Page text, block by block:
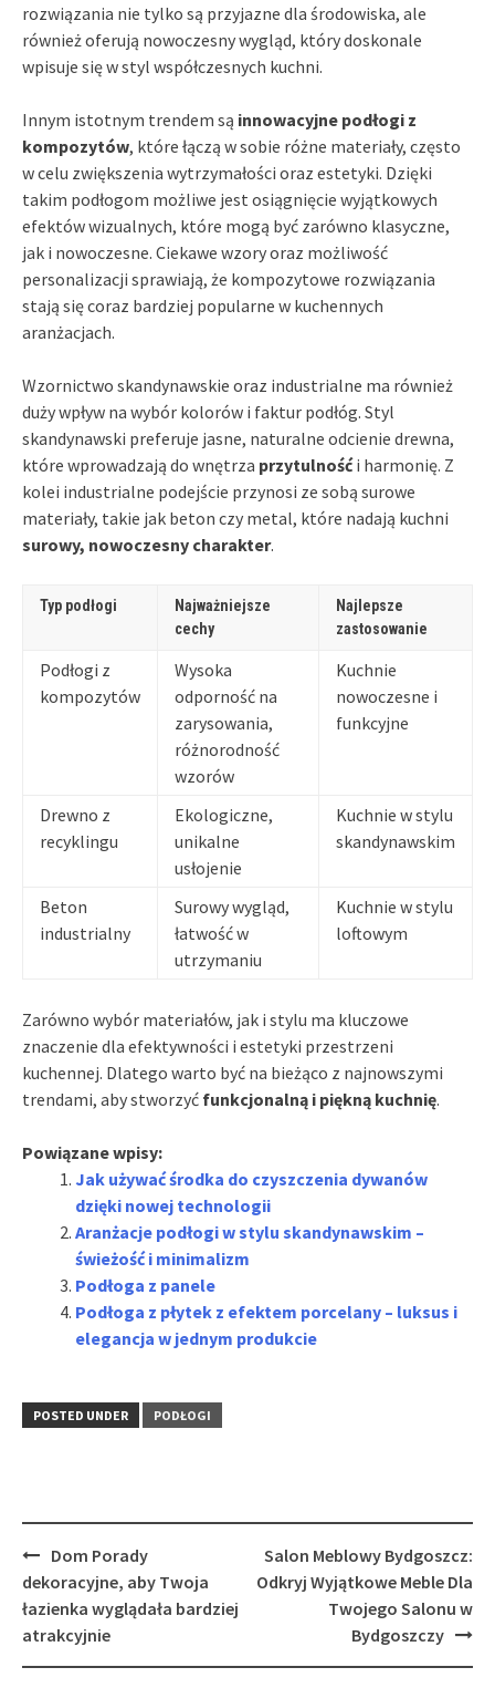
rozwiązania nie tylko są przyjazne dla środowiska, ale
również oferują nowoczesny wygląd, który doskonale
wpisuje się w styl współczesnych kuchni.
Innym istotnym trendem są innowacyjne podłogi z
kompozytów, które łączą w sobie różne materiały, często
w celu zwiększenia wytrzymałości oraz estetyki. Dzięki
takim podłogom możliwe jest osiągnięcie wyjątkowych
efektów wizualnych, które mogą być zarówno klasyczne,
jak i nowoczesne. Ciekawe wzory oraz możliwość
personalizacji sprawiają, że kompozytowe rozwiązania
stają się coraz bardziej popularne w kuchennych
aranżacjach.
Wzornictwo skandynawskie oraz industrialne ma również
duży wpływ na wybór kolorów i faktur podłóg. Styl
skandynawski preferuje jasne, naturalne odcienie drewna,
które wprowadzają do wnętrza przytulnośći harmonię. Z
kolei industrialne podejście przynosi ze sobą surowe
materiały, takie jak beton czy metal, które nadają kuchni
surowy, nowoczesny charakter.
Typ podłogi
Najważniejsze
cechy
Najlepsze
zastosowanie
Podłogi z
kompozytów
Wysoka
odporność na
zarysowania,
różnorodność
wzorów
Kuchnie
nowoczesne i
funkcyjne
Drewno z
recyklingu
Ekologiczne,
unikalne
usłojenie
Kuchnie w stylu
skandynawskim
Beton
industrialny
Surowy wygląd,
łatwość w
utrzymaniu
Kuchnie w stylu
loftowym
Zarówno wybór materiałów, jak i stylu ma kluczowe
znaczenie dla efektywności i estetyki przestrzeni
kuchennej. Dlatego warto być na bieżąco z najnowszymi
trendami, aby stworzyć funkcjonalną i piękną kuchnię.
Powiązane wpisy:
Jak używać środka do czyszczenia dywanów
dzięki nowej technologii
Aranżacje podłogi w stylu skandynawskim –
świeżość i minimalizm
Podłoga z panele
Podłoga z płytek z efektem porcelany – luksus i
elegancja w jednym produkcie
POSTED UNDER PODŁOGI
Post
navigation
Dom Porady
dekoracyjne, aby Twoja
łazienka wyglądała bardziej
atrakcyjnie
Salon Meblowy Bydgoszcz:
Odkryj Wyjątkowe Meble Dla
Twojego Salonu w
Bydgoszczy